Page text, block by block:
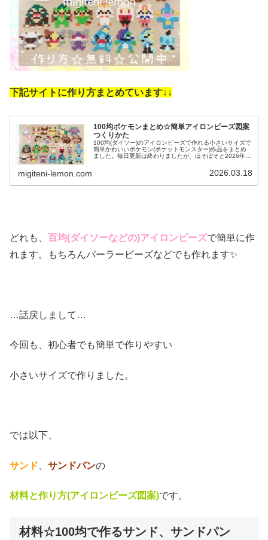
下記サイトに作り方まとめています↓ ↓
100均ポケモンまとめ☆簡単アイロンビーズ図案
つくりかた
100均(ダイソー)のアイロンビーズで作れる小さいサイズで
簡単かわいいポケモン(ポケットモンスター)作品をまとめ
ました。毎日更新は終わりましたが、ほそぼそと2026年も
migiteni-lemon.com 2026.03.18
どれも、 百均(ダイソーなどの)アイロンビーズで簡単に作
れます。もちろんパーラービーズなどでも作れます✨
…話戻しまして…
今回も、初心者でも簡単で作りやすい
小さいサイズで作りました。
では以下、
サンド サンドパンの
材料と作り方(アイロンビーズ図案)です。
材料☆100均で作るサンド、サンドパン